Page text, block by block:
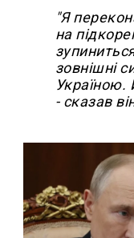
"Я
на
зовнішні
Україною.
- сказав